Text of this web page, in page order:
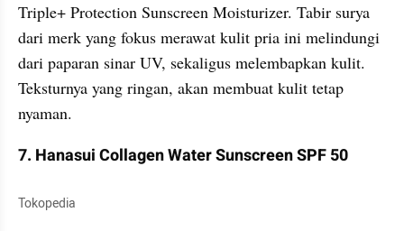
Triple+ Protection Sunscreen Moisturizer. Tabir surya
dari merk yang fokus merawat kulit pria ini melindungi
dari paparan sinar UV, sekaligus melembapkan kulit.
Teksturnya yang ringan, akan membuat kulit tetap
nyaman.
7. Hanasui Collagen Water Sunscreen SPF 50
Tokopedia